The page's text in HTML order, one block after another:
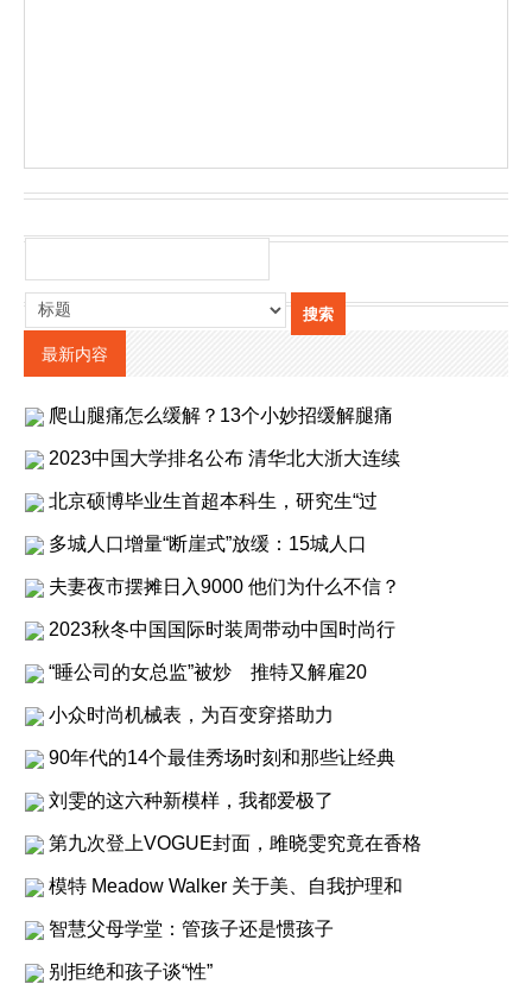
最新内容
爬山腿痛怎么缓解？13个小妙招缓解腿痛
2023中国大学排名公布 清华北大浙大连续
北京硕博毕业生首超本科生，研究生“过
多城人口增量“断崖式”放缓：15城人口
夫妻夜市摆摊日入9000 他们为什么不信？
2023秋冬中国国际时装周带动中国时尚行
“睡公司的女总监”被炒 推特又解雇20
小众时尚机械表，为百变穿搭助力
90年代的14个最佳秀场时刻和那些让经典
刘雯的这六种新模样，我都爱极了
第九次登上VOGUE封面，雎晓雯究竟在香格
模特 Meadow Walker 关于美、自我护理和
智慧父母学堂：管孩子还是惯孩子
别拒绝和孩子谈“性”